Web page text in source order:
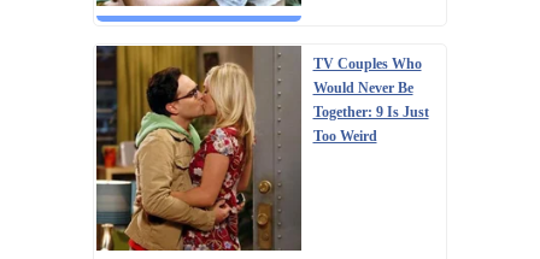
TV Couples Who
Would Never Be
Together: 9 Is Just
Too Weird